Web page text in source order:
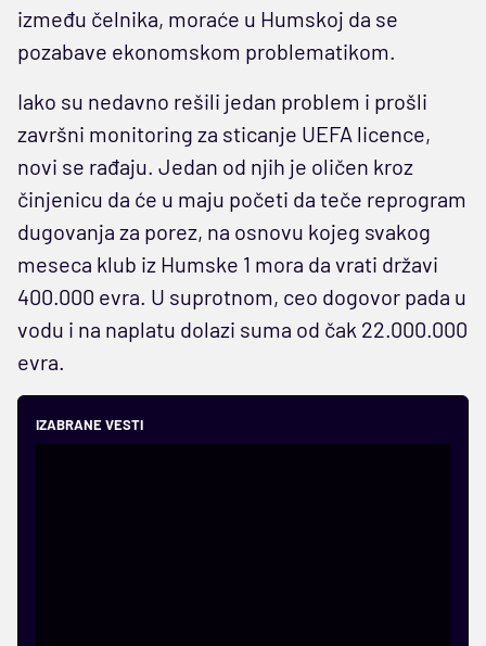
između čelnika, moraće u Humskoj da se
pozabave ekonomskom problematikom.
Iako su nedavno rešili jedan problem i prošli
završni monitoring za sticanje UEFA licence,
novi se rađaju. Jedan od njih je oličen kroz
činjenicu da će u maju početi da teče reprogram
dugovanja za porez, na osnovu kojeg svakog
meseca klub iz Humske 1 mora da vrati državi
400.000 evra. U suprotnom, ceo dogovor pada u
vodu i na naplatu dolazi suma od čak 22.000.000
evra.
IZABRANE VESTI